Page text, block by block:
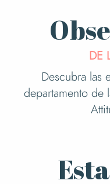
DE
Descubra las
departamento de